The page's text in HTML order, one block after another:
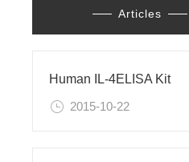
Articles
Human IL-4ELISA Kit
2015-10-22